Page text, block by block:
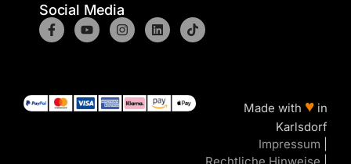
Social Media
Made with ♥ in
Karlsdorf
Impressum
Rechtliche Hinweise